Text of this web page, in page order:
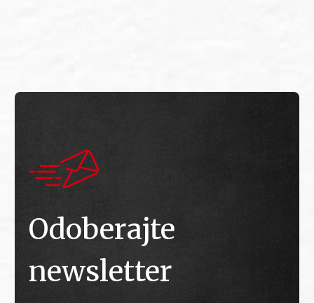
Odoberajte
newsletter